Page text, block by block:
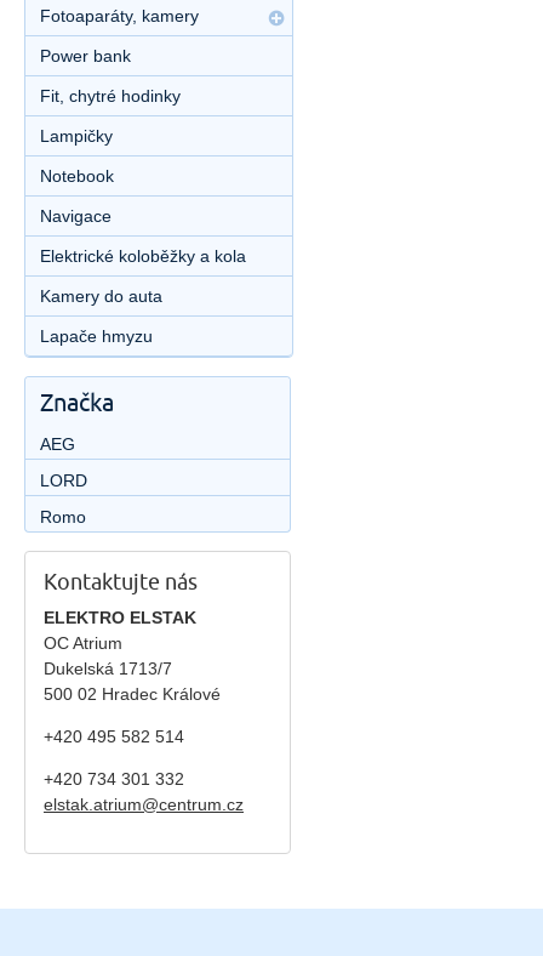
Fotoaparáty, kamery
Power bank
Fit, chytré hodinky
Lampičky
Notebook
Navigace
Elektrické koloběžky a kola
Kamery do auta
Lapače hmyzu
Značka
AEG
LORD
Romo
Kontaktujte nás
ELEKTRO ELSTAK
OC Atrium
Dukelská 1713/7
500 02 Hradec Králové
+420 495 582 514
+420 734 301 332
elstak.atrium@centrum.cz